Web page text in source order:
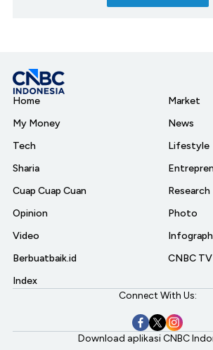
Home
My Money
Tech
Sharia
Cuap Cuap Cuan
Opinion
Video
Berbuatbaik.id
Index
Market
News
Lifestyle
Research
Photo
CNBC TV
Connect With Us:
Download aplikasi CNBC